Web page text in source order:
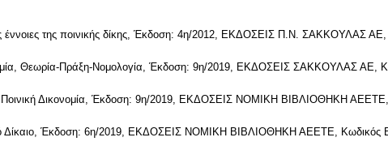
έννοιες της ποινικής δίκης, Έκδοση: 4η/2012, ΕΚΔΟΣΕΙΣ Π.Ν. ΣΑΚΚΟΥΛΑΣ ΑΕ,
Θεωρία-Πράξη-Νομολογία, Έκδοση: 9η/2019, ΕΚΔΟΣΕΙΣ ΣΑΚΚΟΥΛΑΣ ΑΕ,
Δικονομία, Έκδοση: 9η/2019, ΕΚΔΟΣΕΙΣ ΝΟΜΙΚΗ ΒΙΒΛΙΟΘΗΚΗ ΑΕΕΤΕ,
Δίκαιο, Έκδοση: 6η/2019, ΕΚΔΟΣΕΙΣ ΝΟΜΙΚΗ ΒΙΒΛΙΟΘΗΚΗ ΑΕΕΤΕ, Κωδικός